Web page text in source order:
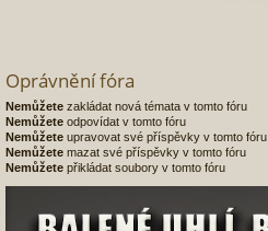
Oprávnění fóra
Nemůžete zakládat nová témata v tomto fóru
Nemůžete odpovídat v tomto fóru
Nemůžete upravovat své příspěvky v tomto fóru
Nemůžete mazat své příspěvky v tomto fóru
Nemůžete přikládat soubory v tomto fóru